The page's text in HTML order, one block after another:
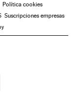
Política cookies
Suscripciones empresas